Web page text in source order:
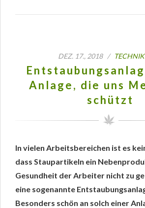
DEZ. 17., 2018 /
Anlage, die uns
schützt
In vielen Arbeitsbereichen ist es
dass Staupartikeln ein
Gesundheit der Arbeiter nicht zu
eine sogenannte
Besonders schön an solch einer